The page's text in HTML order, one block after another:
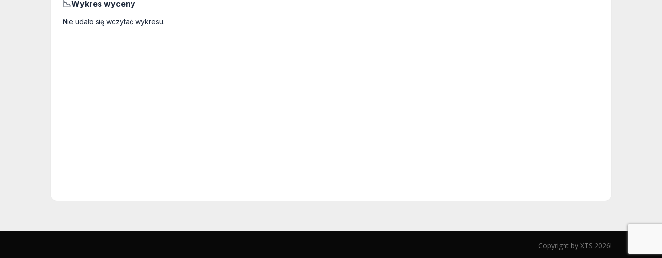
📉Wykres wyceny
Nie udało się wczytać wykresu.
Copyright by XTS 2026!